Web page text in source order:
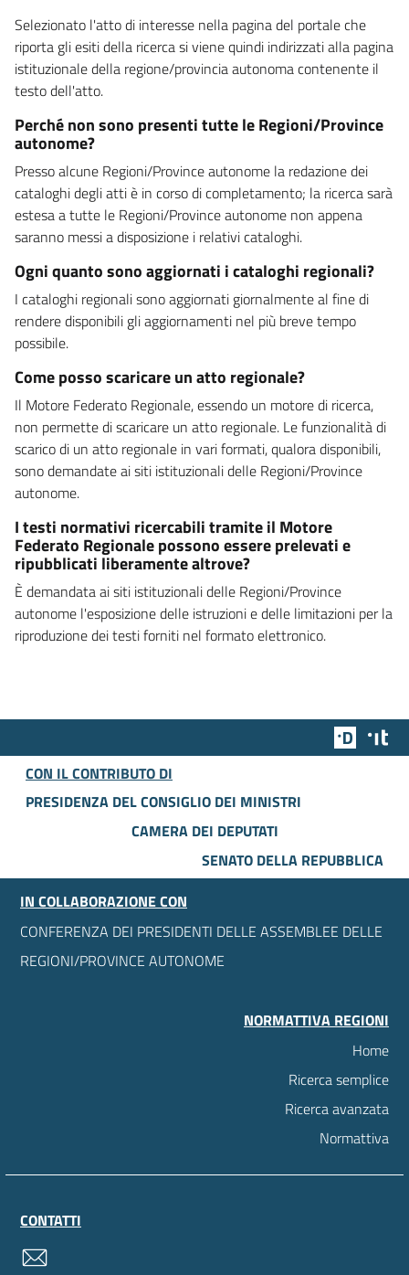
Selezionato l'atto di interesse nella pagina del portale che
riporta gli esiti della ricerca si viene quindi indirizzati alla pagina
istituzionale della regione/provincia autonoma contenente il
testo dell'atto.
Perché non sono presenti tutte le Regioni/Province
autonome?
Presso alcune Regioni/Province autonome la redazione dei
cataloghi degli atti è in corso di completamento; la ricerca sarà
estesa a tutte le Regioni/Province autonome non appena
saranno messi a disposizione i relativi cataloghi.
Ogni quanto sono aggiornati i cataloghi regionali?
I cataloghi regionali sono aggiornati giornalmente al fine di
rendere disponibili gli aggiornamenti nel più breve tempo
possibile.
Come posso scaricare un atto regionale?
Il Motore Federato Regionale, essendo un motore di ricerca,
non permette di scaricare un atto regionale. Le funzionalità di
scarico di un atto regionale in vari formati, qualora disponibili,
sono demandate ai siti istituzionali delle Regioni/Province
autonome.
I testi normativi ricercabili tramite il Motore
Federato Regionale possono essere prelevati e
ripubblicati liberamente altrove?
È demandata ai siti istituzionali delle Regioni/Province
autonome l'esposizione delle istruzioni e delle limitazioni per la
riproduzione dei testi forniti nel formato elettronico.
Team
CON IL CONTRIBUTO DI
PRESIDENZA DEL CONSIGLIO DEI MINISTRI
CAMERA DEI DEPUTATI
SENATO DELLA REPUBBLICA
IN COLLABORAZIONE CON
CONFERENZA DEI PRESIDENTI DELLE ASSEMBLEE DELLE
REGIONI/PROVINCE AUTONOME
NORMATTIVA REGIONI
Home
Ricerca semplice
Ricerca avanzata
Normattiva
CONTATTI